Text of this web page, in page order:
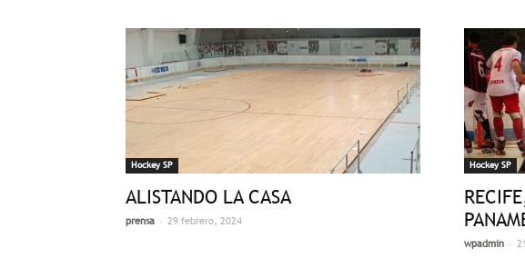
Hockey SP
ALISTANDO LA CASA
prensa - 29 febrero, 2024
Hockey SP
wpadmin -